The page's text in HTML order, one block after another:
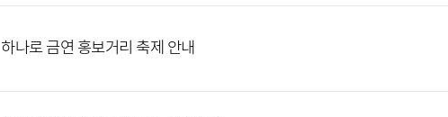
하나로 금연 홍보거리 축제 안내